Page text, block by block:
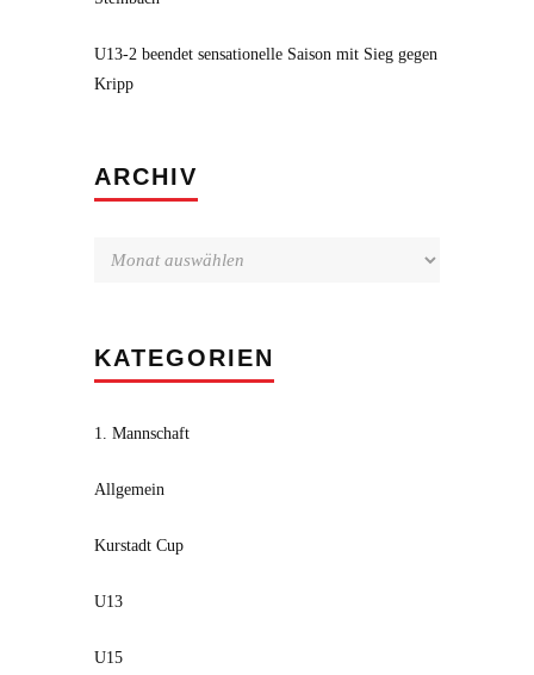
U13-2 beendet sensationelle Saison mit Sieg gegen
Kripp
ARCHIV
KATEGORIEN
1. Mannschaft
Allgemein
Kurstadt Cup
U13
U15